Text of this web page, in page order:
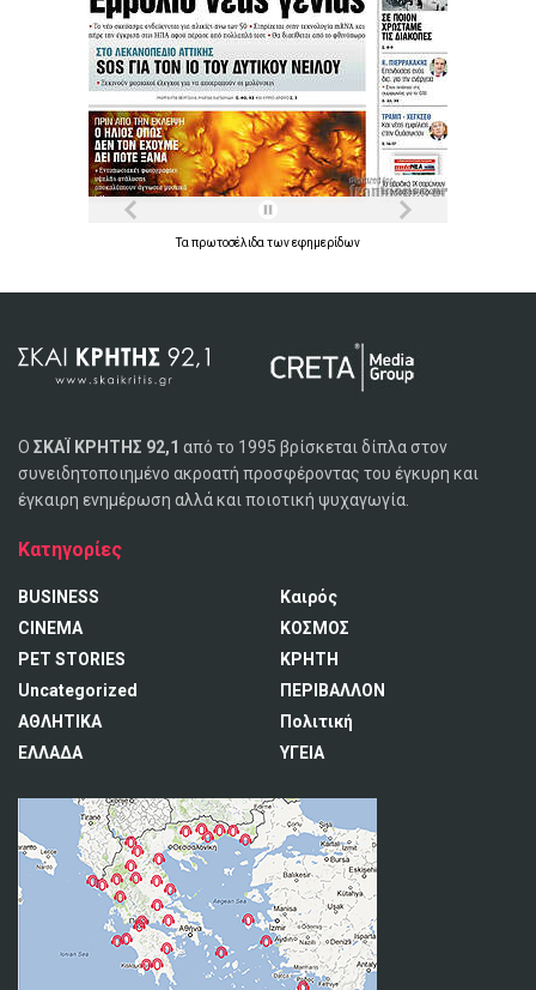
Τα πρωτοσέλιδα τωνεφημερίδων
Ο ΣΚΑΪ ΚΡΗΤΗΣ 92,1 από το 1995 βρίσκεται δίπλα στον
συνειδητοποιημένο ακροατή προσφέροντας του έγκυρη και
έγκαιρη ενημέρωση αλλά και ποιοτική ψυχαγωγία.
Κατηγορίες
BUSINESS
CINEMA
PET STORIES
Uncategorized
ΑΘΛΗΤΙΚΑ
ΕΛΛΑΔΑ
Καιρός
ΚΟΣΜΟΣ
ΚΡΗΤΗ
ΠΕΡΙΒΑΛΛΟΝ
Πολιτική
ΥΓΕΙΑ